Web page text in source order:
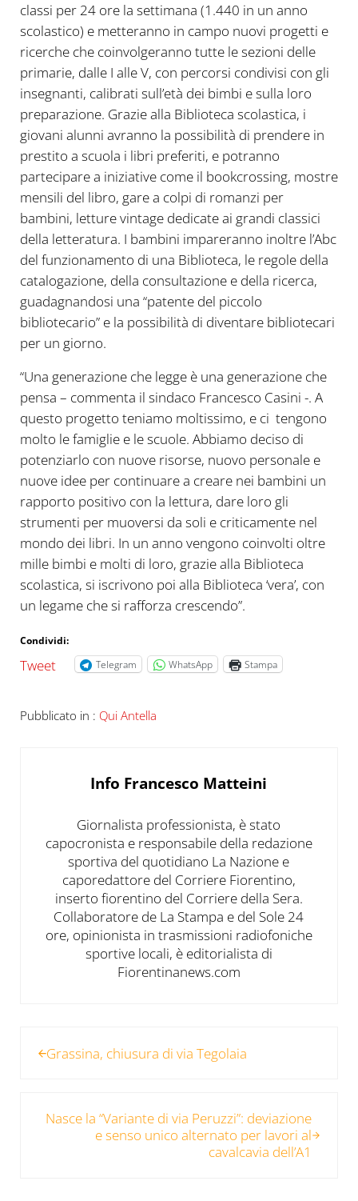
classi per 24 ore la settimana (1.440 in un anno
scolastico) e metteranno in campo nuovi progetti e
ricerche che coinvolgeranno tutte le sezioni delle
primarie, dalle I alle V, con percorsi condivisi con gli
insegnanti, calibrati sull’età dei bimbi e sulla loro
preparazione. Grazie alla Biblioteca scolastica, i
giovani alunni avranno la possibilità di prendere in
prestito a scuola i libri preferiti, e potranno
partecipare a iniziative come il bookcrossing, mostre
mensili del libro, gare a colpi di romanzi per
bambini, letture vintage dedicate ai grandi classici
della letteratura. I bambini impareranno inoltre l’Abc
del funzionamento di una Biblioteca, le regole della
catalogazione, della consultazione e della ricerca,
guadagnandosi una “patente del piccolo
bibliotecario” e la possibilità di diventare bibliotecari
per un giorno.
“Una generazione che legge è una generazione che
pensa – commenta il sindaco Francesco Casini -. A
questo progetto teniamo moltissimo, e ci tengono
molto le famiglie e le scuole. Abbiamo deciso di
potenziarlo con nuove risorse, nuovo personale e
nuove idee per continuare a creare nei bambini un
rapporto positivo con la lettura, dare loro gli
strumenti per muoversi da soli e criticamente nel
mondo dei libri. In un anno vengono coinvolti oltre
mille bimbi e molti di loro, grazie alla Biblioteca
scolastica, si iscrivono poi alla Biblioteca ‘vera’, con
un legame che si rafforza crescendo”.
Condividi:
Tweet Telegram WhatsApp Stampa
Pubblicato in : Qui Antella
Info Francesco Matteini
Giornalista professionista, è stato
capocronista e responsabile della redazione
sportiva del quotidiano La Nazione e
caporedattore del Corriere Fiorentino,
inserto fiorentino del Corriere della Sera.
Collaboratore de La Stampa e del Sole 24
ore, opinionista in trasmissioni radiofoniche
sportive locali, è editorialista di
Fiorentinanews.com
Grassina, chiusura di via Tegolaia
Nasce la “Variante di via Peruzzi”: deviazione
e senso unico alternato per lavori al
cavalcavia dell’A1